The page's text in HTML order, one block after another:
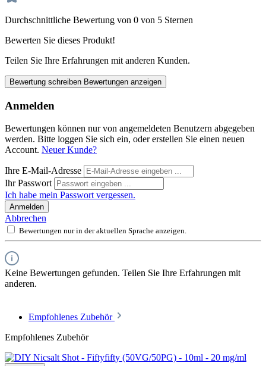
Durchschnittliche Bewertung von 0 von 5 Sternen
Bewerten Sie dieses Produkt!
Teilen Sie Ihre Erfahrungen mit anderen Kunden.
Bewertung schreiben Bewertungen anzeigen
Anmelden
Bewertungen können nur von angemeldeten Benutzern abgegeben
werden. Bitte loggen Sie sich ein, oder erstellen Sie einen neuen
Account. Neuer Kunde?
Ihre E-Mail-Adresse
Ihr Passwort
Ich habe mein Passwort vergessen.
Anmelden
Abbrechen
Bewertungen nur in der aktuellen Sprache anzeigen.
Keine Bewertungen gefunden. Teilen Sie Ihre Erfahrungen mit
anderen.
Empfohlenes Zubehör
Empfohlenes Zubehör